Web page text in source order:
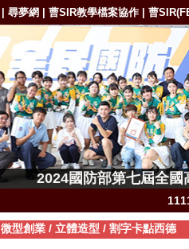
|尋夢網 |曹SIR教學檔案協作 |曹
2024國防部第七屆全
1111-
1111-1111111
1111-
微型創業 / 立體造型 / 割字卡點西德